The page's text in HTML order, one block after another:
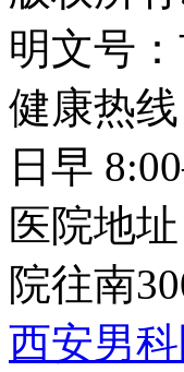
明文号
健康热
日早
医院地
院往南
西安男